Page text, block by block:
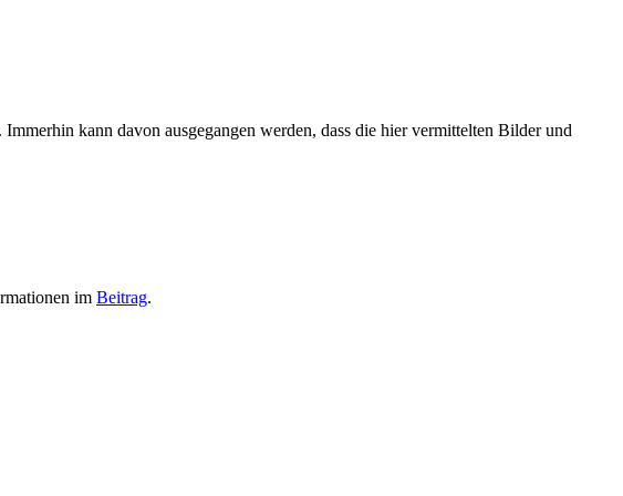
kann davon ausgegangen werden, dass die hier vermittelten Bilder und
im Beitrag.